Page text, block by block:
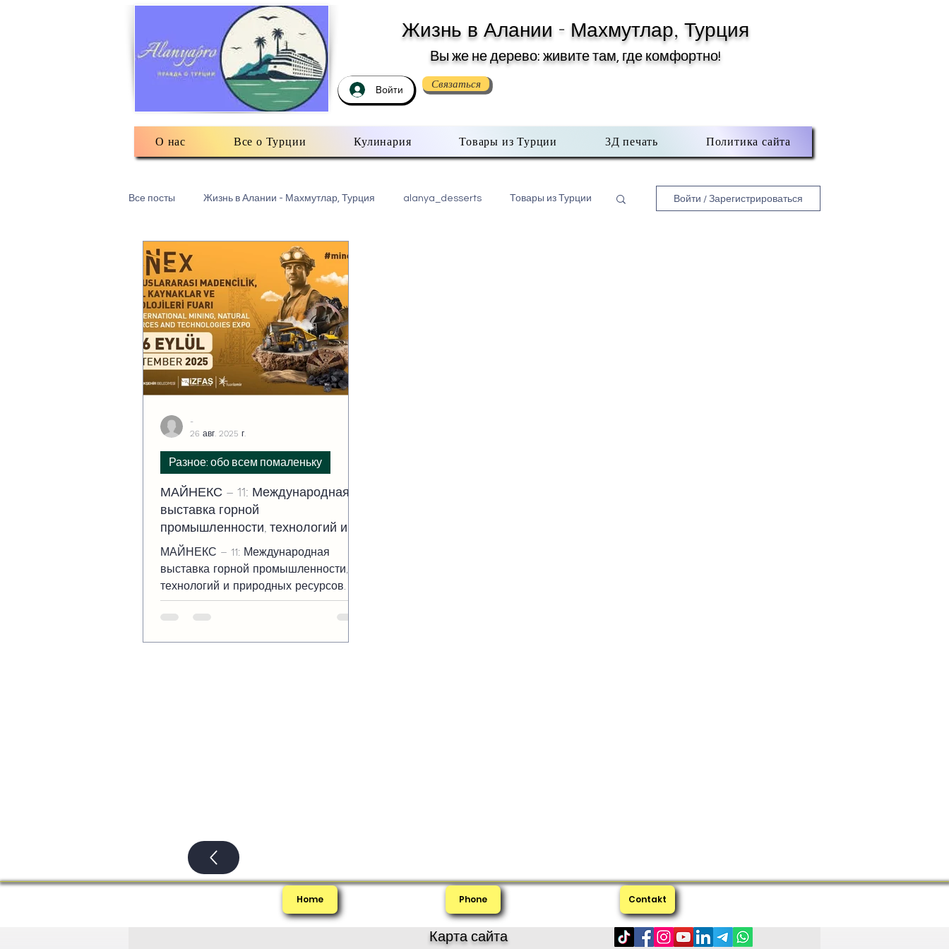
Жизнь в Алании - Махмутлар, Турция
Вы же не дерево: живите там, где комфортно!
Войти Связаться
О нас Все о Турции Кулинария Товары из Турции 3Д печать Политика сайта
Все посты Жизнь в Алании - Махмутлар, Турция alanya_desserts Товары из Турции
Турецкий текстиль Разное: обо всем помаленьку
Есть мнение 3Д печать в Махмутлар
Войти / Зарегистрироваться
МАЙНЕКС – 11: Международная
выставка горной
промышленности, технологий и
природных ресурсов.
МАЙНЕКС – 11: Международная
выставка горной промышленности,
технологий и природных ресурсов. С
3 по 6 сентября 2025 года в Измире,
на выставочной площадке Fuarİzmir,
Разное: обо всем помаленьку
-
26 авг. 2025 г.
Home Phone Contakt
Карта сайта